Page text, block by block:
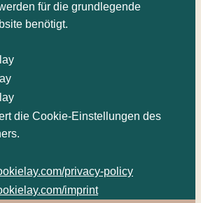
für die grundlegende
benötigt.
die Cookie-Einstellungen des
privacy-policy
imprint